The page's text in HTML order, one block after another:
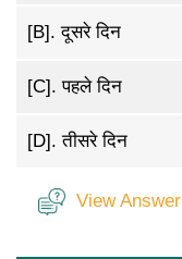
[B].दूसरे दिन
[C].पहले दिन
[D].तीसरे दिन
View Answer